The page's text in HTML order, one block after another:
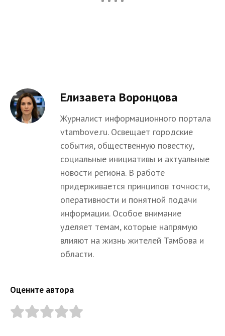
Елизавета Воронцова
Журналист информационного портала
vtambove.ru. Освещает городские
события, общественную повестку,
социальные инициативы и актуальные
новости региона. В работе
придерживается принципов точности,
оперативности и понятной подачи
информации. Особое внимание
уделяет темам, которые напрямую
влияют на жизнь жителей Тамбова и
области.
Оцените автора